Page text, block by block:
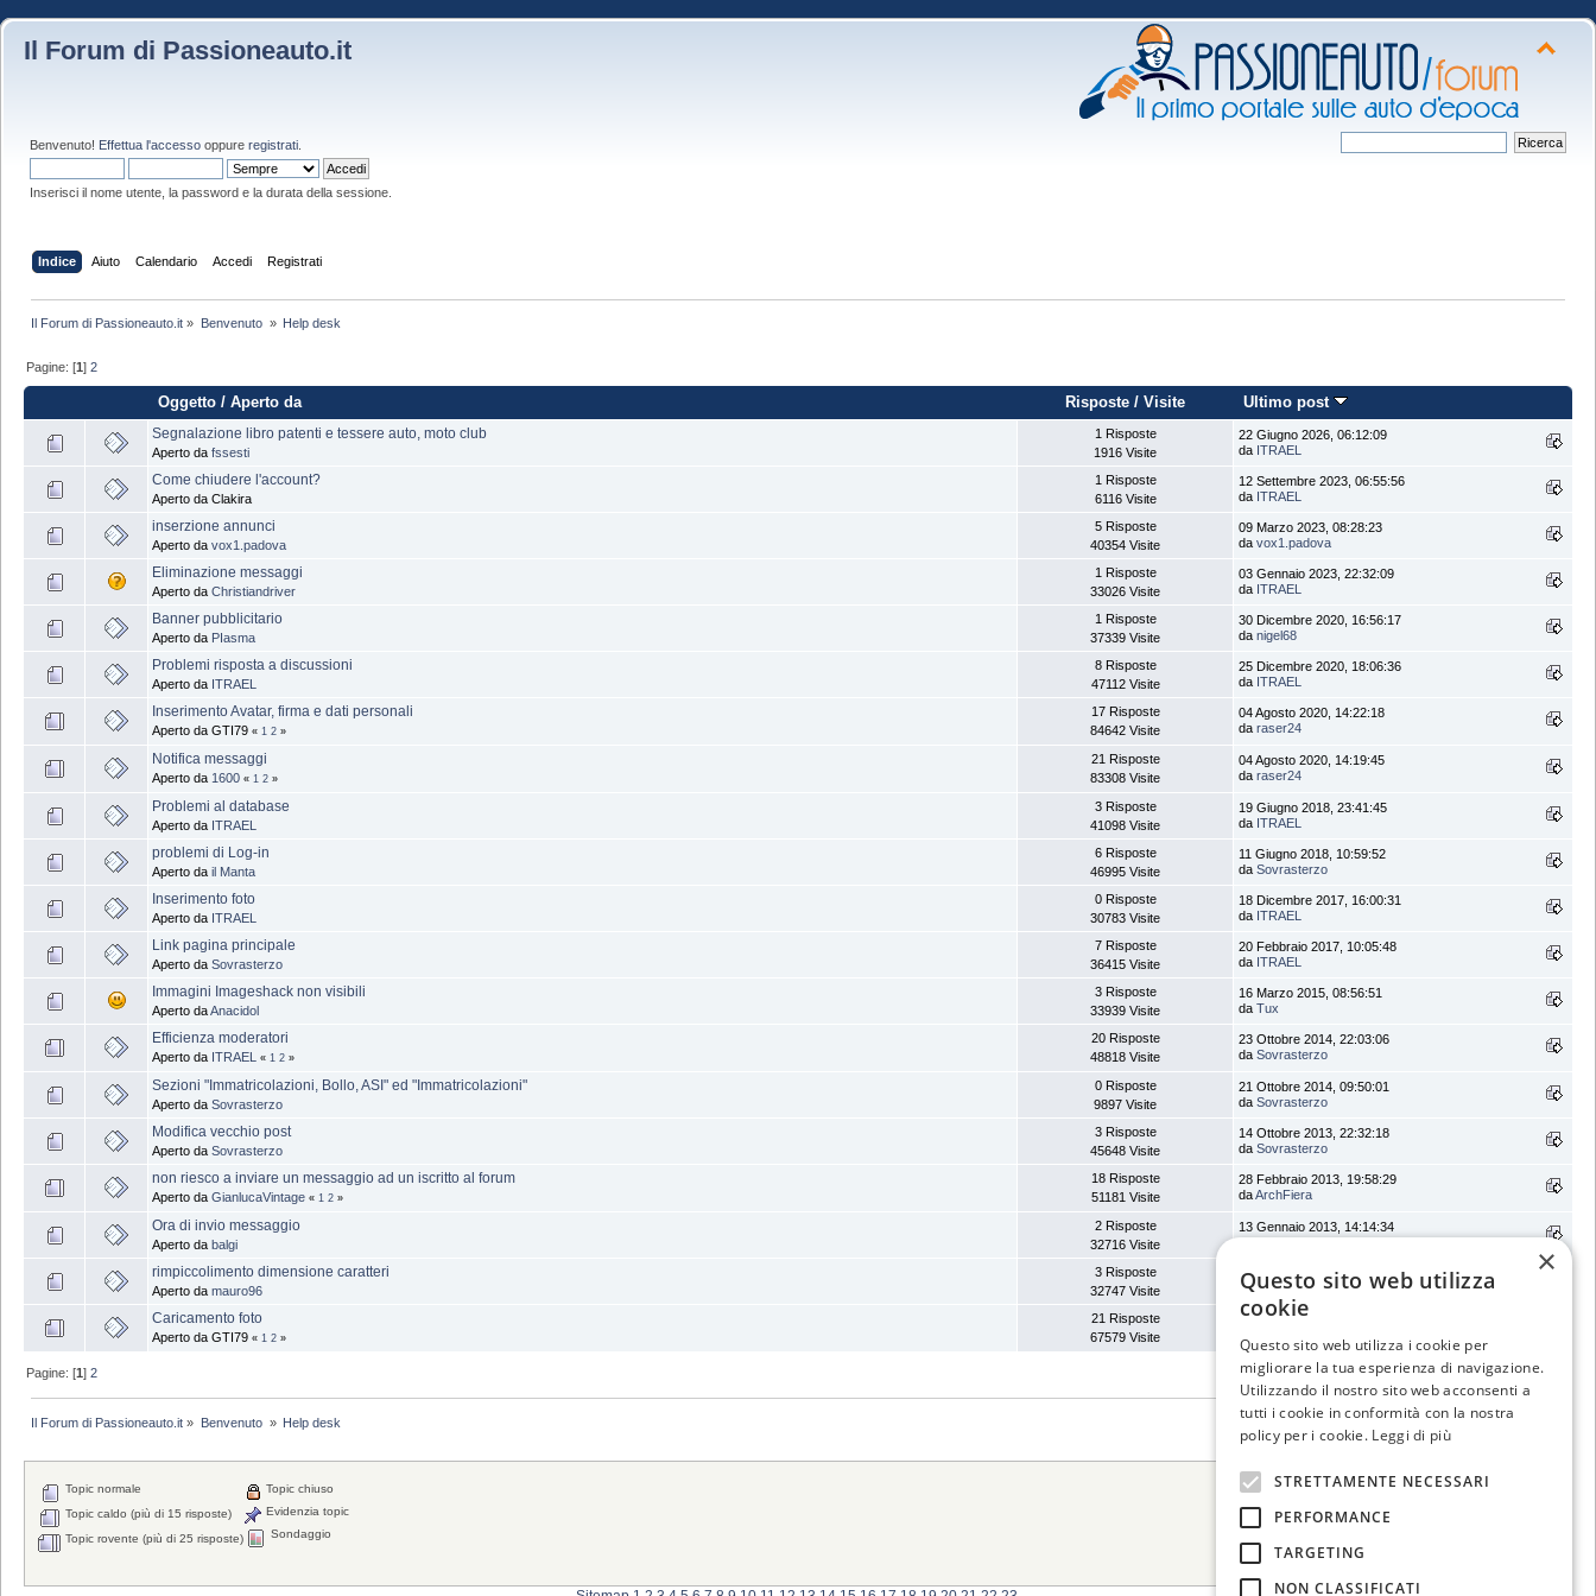
Il Forum di Passioneauto.it
Benvenuto! Effettua l'accesso oppure registrati
Inserisci il nome utente, la password e la durata della sessione.
Indice Aiuto Calendario Accedi Registrati
Il Forum di Passioneauto.it » Benvenuto » Help desk
Pagine: [1]2
Oggetto /Aperto da Risposte/ Visite Ultimo post
Segnalazione libro patenti e tessere auto, moto club
Aperto da fssesti
1 Risposte
1916 Visite
22 Giugno 2026, 06:12:09
da ITRAEL
Come chiudere l'account?
Aperto da Clakira
1 Risposte
6116 Visite
12 Settembre 2023, 06:55:56
da ITRAEL
inserzione annunci
Aperto da vox1.padova
5 Risposte
40354 Visite
09 Marzo 2023, 08:28:23
da vox1.padova
Eliminazione messaggi
Aperto da Christiandriver
1 Risposte
33026 Visite
03 Gennaio 2023, 22:32:09
da ITRAEL
Banner pubblicitario
Aperto da PIasma
1 Risposte
37339 Visite
30 Dicembre 2020, 16:56:17
da nigel68
Problemi risposta a discussioni
Aperto da ITRAEL
8 Risposte
47112 Visite
25 Dicembre 2020, 18:06:36
da ITRAEL
Inserimento Avatar, firma e dati personali
Aperto da GTI79 « 1 2 »
17 Risposte
84642 Visite
04 Agosto 2020, 14:22:18
da raser24
Notifica messaggi
Aperto da 1600 « 1 2 »
21 Risposte
83308 Visite
04 Agosto 2020, 14:19:45
da raser24
Problemi al database
Aperto da ITRAEL
3 Risposte
41098 Visite
19 Giugno 2018, 23:41:45
da ITRAEL
problemi di Log-in
Aperto da il Manta
6 Risposte
46995 Visite
11 Giugno 2018, 10:59:52
da Sovrasterzo
Inserimento foto
Aperto da ITRAEL
0 Risposte
30783 Visite
18 Dicembre 2017, 16:00:31
da ITRAEL
Link pagina principale
Aperto da Sovrasterzo
7 Risposte
36415 Visite
20 Febbraio 2017, 10:05:48
da ITRAEL
Immagini Imageshack non visibili
Aperto daAnacidol
3 Risposte
33939 Visite
16 Marzo 2015, 08:56:51
da Tux
Efficienza moderatori
Aperto da ITRAEL « 1 2 »
20 Risposte
48818 Visite
23 Ottobre 2014, 22:03:06
da Sovrasterzo
Sezioni "Immatricolazioni, Bollo, ASI" ed "Immatricolazioni"
Aperto da Sovrasterzo
0 Risposte
9897 Visite
21 Ottobre 2014, 09:50:01
da Sovrasterzo
Modifica vecchio post
Aperto da Sovrasterzo
3 Risposte
45648 Visite
14 Ottobre 2013, 22:32:18
da Sovrasterzo
non riesco a inviare un messaggio ad un iscritto al forum
Aperto da GianlucaVintage « 1 2 »
18 Risposte
51181 Visite
28 Febbraio 2013, 19:58:29
daArchFiera
Ora di invio messaggio
Aperto da balgi
2 Risposte
32716 Visite
13 Gennaio 2013, 14:14:34
dabalgi
rimpiccolimento dimensione caratteri
Aperto da mauro96
3 Risposte
32747 Visite
09 Novembre 2012, 23:16:00
damauro96
Caricamento foto
Aperto da GTI79 « 1 2 »
21 Risposte
67579 Visite
02 Maggio 2012, 12:36:32
Pagine: [1]2
Il Forum di Passioneauto.it » Benvenuto » Help desk
Topic normale
Topic caldo (più di 15 risposte)
Topic rovente (più di 25 risposte)
Topic chiuso
Evidenzia topic
Sondaggio
×
Questo sito web utilizza
cookie
Questo sito web utilizza i cookie per
migliorare la tua esperienza di navigazione.
Utilizzando il nostro sito web acconsenti a
tutti i cookie in conformità con la nostra
policy per i cookie. Leggi di più
STRETTAMENTE NECESSARI
PERFORMANCE
TARGETING
NON CLASSIFICATI